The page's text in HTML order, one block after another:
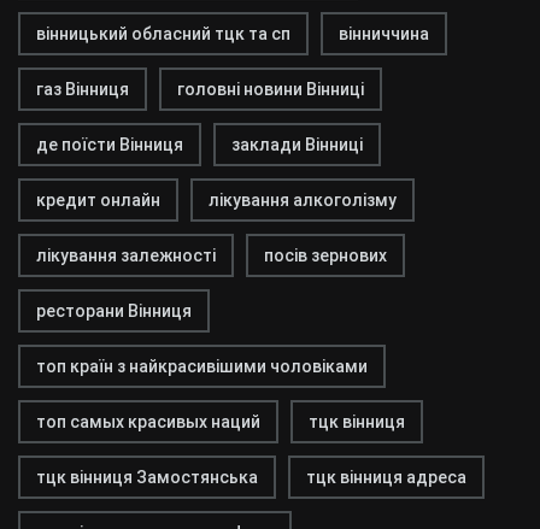
вінницький обласний тцк та сп вінниччина
газ Вінниця головні новини Вінниці
де поїсти Вінниця заклади Вінниці
кредит онлайн лікування алкоголізму
лікування залежності посів зернових
ресторани Вінниця
топ країн з найкрасивішими чоловіками
топ самых красивых наций тцк вінниця
тцк вінниця Замостянська тцк вінниця адреса